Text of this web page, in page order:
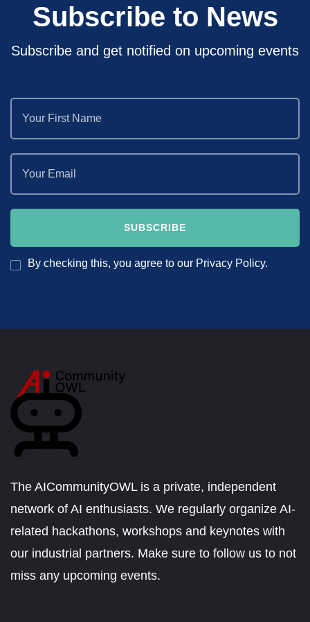
Subscribe to News
Subscribe and get notified on upcoming events
By checking this, you agree to our Privacy Policy.
The AICommunityOWL is a private, independent
network of AI enthusiasts. We regularly organize AI-
related hackathons, workshops and keynotes with
our industrial partners. Make sure to follow us to not
miss any upcoming events.